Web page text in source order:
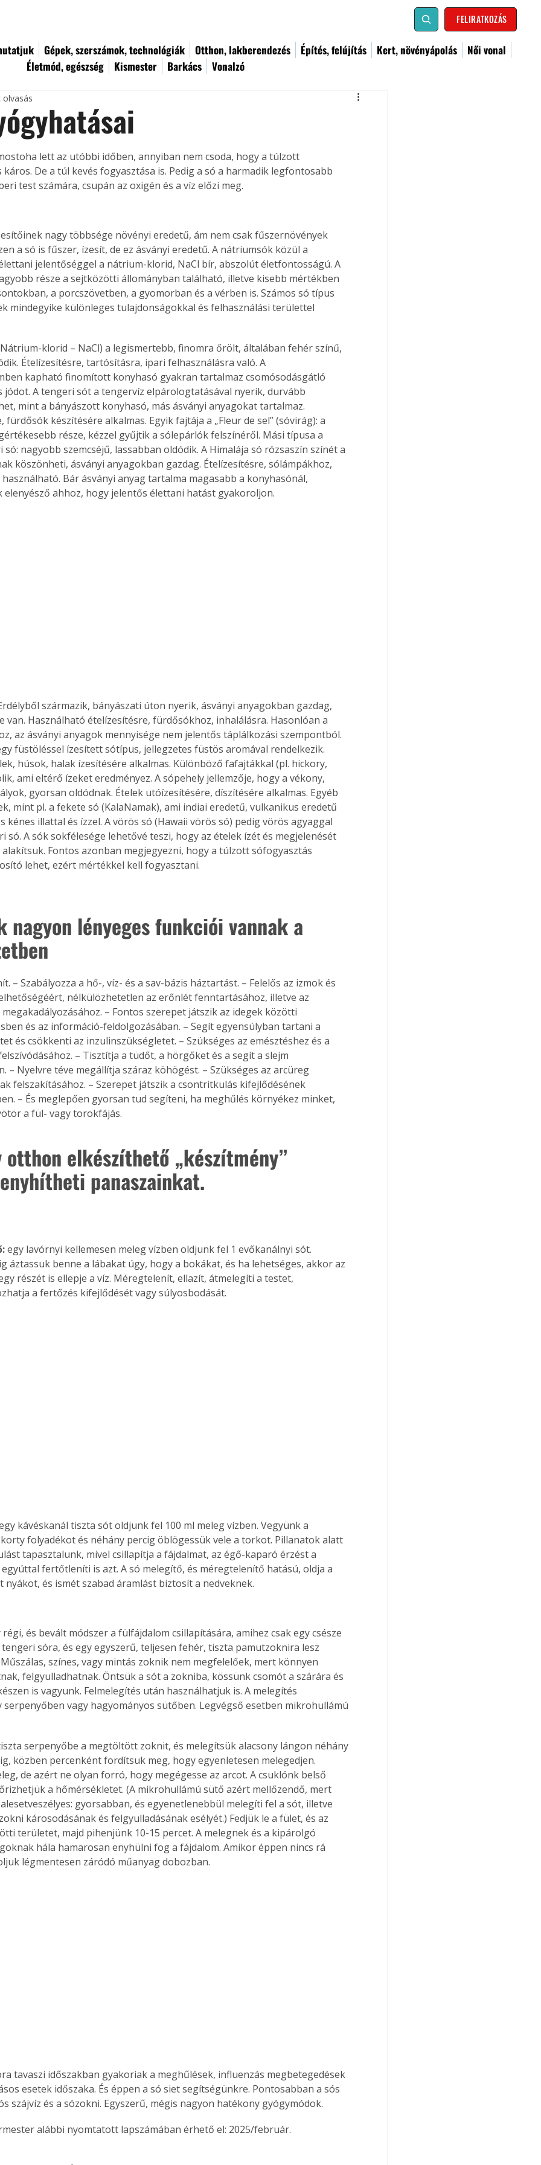
FELIRATKOZÁS
Gépek, szerszámok, technológiák Otthon, lakberendezés Építés, felújítás Kert, növényápolás
Női vonal
Életmód, egészség
Kismester Barkács Vonalzó
az
Old
vagy
Bővebb információ itt!
Együtt jobban megéri! A
könyvek tetszőleges
párosítással kedvezményes
Gyógyító növények: a
természet kincsei az
olvasás
lett az utóbbi időben, annyiban nem csoda, hogy a túlzott
De a túl kevés fogyasztása is. Pedig a só a harmadik legfontosabb
test számára, csupán az oxigén és a víz előzi meg.
nagy többsége növényi eredetű, ám nem csak fűszernövények
a só is fűszer, ízesít, de ez ásványi eredetű. A nátriumsók közül a
jelentőséggel a nátrium-klorid, NaCl bír, abszolút életfontosságú. A
része a sejtközötti állományban található, illetve kisebb mértékben
a porcszövetben, a gyomorban és a vérben is. Számos só típus
mindegyike különleges tulajdonságokkal és felhasználási területtel
klorid – NaCl) a legismertebb, finomra őrölt, általában fehér színű,
Ételízesítésre, tartósításra, ipari felhasználásra való. A
kapható finomított konyhasó gyakran tartalmaz csomósodásgátló
jódot. A tengeri sót a tengervíz elpárologtatásával nyerik, durvább
mint a bányászott konyhasó, más ásványi anyagokat tartalmaz.
fürdősók készítésére alkalmas. Egyik fajtája a „Fleur de sel” (sóvirág): a
része, kézzel gyűjtik a sólepárlók felszínéről. Mási típusa a
nagyobb szemcséjű, lassabban oldódik. A Himalája só rózsaszín színét a
köszönheti, ásványi anyagokban gazdag. Ételízesítésre, sólámpákhoz,
Bár ásványi anyag tartalma magasabb a konyhasónál,
elenyésző ahhoz, hogy jelentős élettani hatást gyakoroljon.
származik, bányászati úton nyerik, ásványi anyagokban gazdag,
van. Használható ételízesítésre, fürdősókhoz, inhalálásra. Hasonlóan a
az ásványi anyagok mennyisége nem jelentős táplálkozási szempontból.
füstöléssel ízesített sótípus, jellegzetes füstös aromával rendelkezik.
húsok, halak ízesítésére alkalmas. Különböző fafajtákkal (pl. hickory,
ami eltérő ízeket eredményez. A sópehely jellemzője, hogy a vékony,
gyorsan oldódnak. Ételek utóízesítésére, díszítésére alkalmas. Egyéb
mint pl. a fekete só (KalaNamak), ami indiai eredetű, vulkanikus eredetű
kénes illattal és ízzel. A vörös só (Hawaii vörös só) pedig vörös agyaggal
só. A sók sokfélesége lehetővé teszi, hogy az ételek ízét és megjelenését
Fontos azonban megjegyezni, hogy a túlzott sófogyasztás
lehet, ezért mértékkel kell fogyasztani.
nagyon lényeges funkciói vannak a
– Szabályozza a hő-, víz- és a sav-bázis háztartást. – Felelős az izmok és
nélkülözhetetlen az erőnlét fenntartásához, illetve az
– Fontos szerepet játszik az idegek közötti
és az információ-feldolgozásában. – Segít egyensúlyban tartani a
és csökkenti az inzulinszükségletet. – Szükséges az emésztéshez és a
– Tisztítja a tüdőt, a hörgőket és a segít a slejm
– Nyelvre téve megállítja száraz köhögést. – Szükséges az arcüreg
felszakításához. – Szerepet játszik a csontritkulás kifejlődésének
– És meglepően gyorsan tud segíteni, ha meghűlés környékez minket,
a fül- vagy torokfájás.
otthon elkészíthető „készítmény”
panaszainkat.
egy lavórnyi kellemesen meleg vízben oldjunk fel 1 evőkanálnyi sót.
áztassuk benne a lábakat úgy, hogy a bokákat, és ha lehetséges, akkor az
részét is ellepje a víz. Méregtelenít, ellazít, átmelegíti a testet,
a fertőzés kifejlődését vagy súlyosbodását.
kávéskanál tiszta sót oldjunk fel 100 ml meleg vízben. Vegyünk a
folyadékot és néhány percig öblögessük vele a torkot. Pillanatok alatt
tapasztalunk, mivel csillapítja a fájdalmat, az égő-kaparó érzést a
fertőtleníti is azt. A só melegítő, és méregtelenítő hatású, oldja a
nyákot, és ismét szabad áramlást biztosít a nedveknek.
régi, és bevált módszer a fülfájdalom csillapítására, amihez csak egy csésze
sóra, és egy egyszerű, teljesen fehér, tiszta pamutzoknira lesz
színes, vagy mintás zoknik nem megfelelőek, mert könnyen
felgyulladhatnak. Öntsük a sót a zokniba, kössünk csomót a szárára és
is vagyunk. Felmelegítés után használhatjuk is. A melegítés
vagy hagyományos sütőben. Legvégső esetben mikrohullámú
serpenyőbe a megtöltött zoknit, és melegítsük alacsony lángon néhány
közben percenként fordítsuk meg, hogy egyenletesen melegedjen.
de azért ne olyan forró, hogy megégesse az arcot. A csuklónk belső
a hőmérsékletet. (A mikrohullámú sütő azért mellőzendő, mert
gyorsabban, és egyenetlenebbül melegíti fel a sót, illetve
károsodásának és felgyulladásának esélyét.) Fedjük le a fület, és az
területet, majd pihenjünk 10-15 percet. A melegnek és a kipárolgó
hála hamarosan enyhülni fog a fájdalom. Amikor éppen nincs rá
légmentesen záródó műanyag dobozban.
tavaszi időszakban gyakoriak a meghűlések, influenzás megbetegedések
esetek időszaka. És éppen a só siet segítségünkre. Pontosabban a sós
szájvíz és a sózokni. Egyszerű, mégis nagyon hatékony gyógymódok.
alábbi nyomtatott lapszámában érhető el: 2025/február.